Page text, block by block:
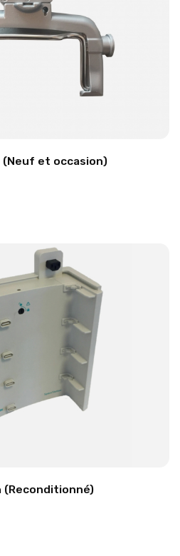
(Neuf et occasion)
(Reconditionné)